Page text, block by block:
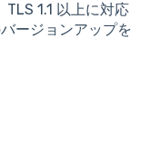
1.1 以上に対応
ージョンアップを